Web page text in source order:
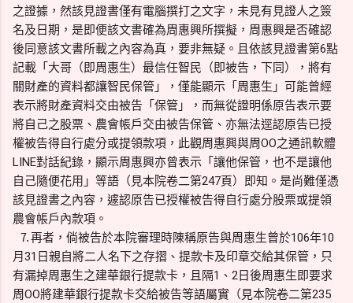
之證據，然該見證書僅有電腦撰打之文字，未見有見證人之簽
名及日期，是即便該文書確為周惠興所撰擬，周惠興是否確認
後同意該文書所載之內容為真，要非無疑。且依該見證書第6點
記載「大哥（即周惠生）最信任智民（即被告，下同），將有
關財產的資料都讓智民保管」，僅能顯示「周惠生」可能曾經
表示將財產資料交由被告「保管」，而無從證明係原告表示要
將自己之股票、農會帳戶交由被告保管、亦無法逕認原告已授
權被告得自行處分或提領款項，此觀周惠興與周OO之通訊軟體
LINE對話紀錄，顯示周惠興亦曾表示「讓他保管，也不是讓他
自己隨便花用」等語（見本院卷二第247頁）即知。是尚難僅憑
該見證書之內容，遽認原告已授權被告得自行處分股票或提領
農會帳戶內款項。
⒎再者，倘被告於本院審理時陳稱原告與周惠生曾於106年10
月31日親自將二人名下之存摺、提款卡及印章交給其保管，只
有漏掉周惠生之建華銀行提款卡，且隔1、2日後周惠生即要求
周OO將建華銀行提款卡交給被告等語屬實（見本院卷二第235